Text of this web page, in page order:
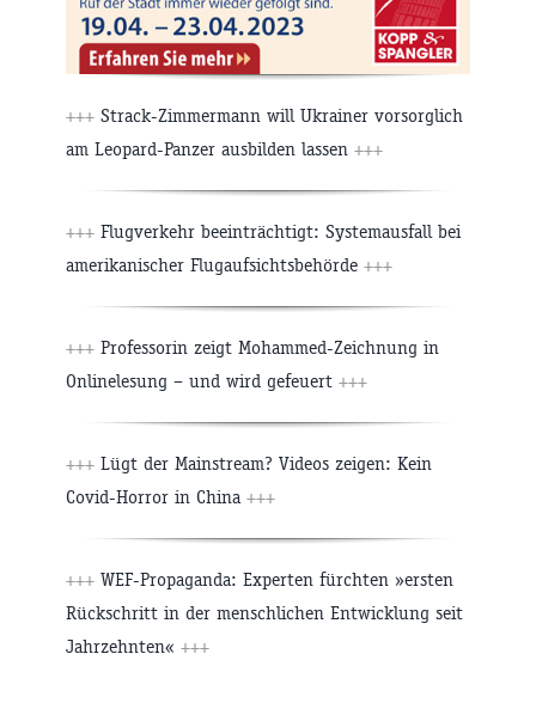
+++ Strack-Zimmermann will Ukrainer vorsorglich
am Leopard-Panzer ausbilden lassen +++
+++ Flugverkehr beeinträchtigt: Systemausfall bei
amerikanischer Flugaufsichtsbehörde +++
+++ Professorin zeigt Mohammed-Zeichnung in
Onlinelesung – und wird gefeuert +++
+++ Lügt der Mainstream? Videos zeigen: Kein
Covid-Horror in China +++
+++ WEF-Propaganda: Experten fürchten »ersten
Rückschritt in der menschlichen Entwicklung seit
Jahrzehnten« +++